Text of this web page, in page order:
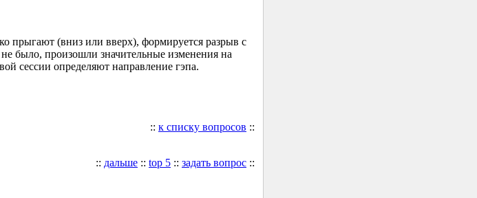
прыгают (вниз или вверх), формируется разрыв с
не было, произошли значительные изменения на
сессии определяют направление гэпа.
:: к списку вопросов ::
:: дальше :: top 5 :: задать вопрос ::